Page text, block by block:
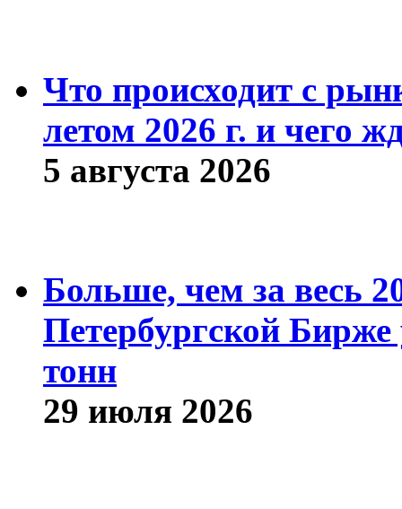
Что происходит с
летом 2026 г. и чего
5 августа 2026
Больше, чем за весь
Петербургской
тонн
29 июля 2026